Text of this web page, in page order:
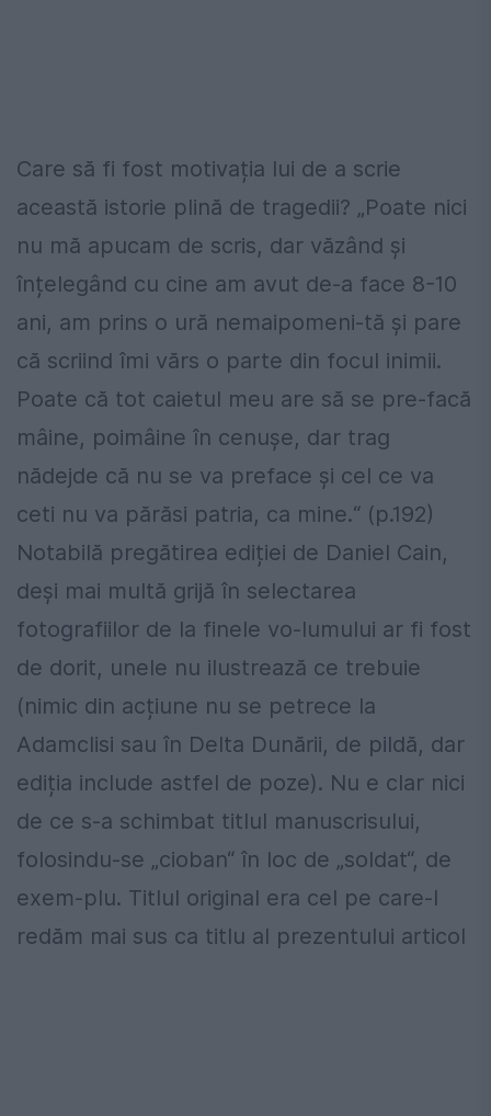
Care să fi fost motivația lui de a scrie
această istorie plină de tragedii? „Poate nici
nu mă apucam de scris, dar văzând și
înțelegând cu cine am avut de-a face 8-10
ani, am prins o ură nemaipomeni-tă și pare
că scriind îmi vărs o parte din focul inimii.
Poate că tot caietul meu are să se pre-facă
mâine, poimâine în cenușe, dar trag
nădejde că nu se va preface și cel ce va
ceti nu va părăsi patria, ca mine.“ (p.192)
Notabilă pregătirea ediției de Daniel Cain,
deși mai multă grijă în selectarea
fotografiilor de la finele vo-lumului ar fi fost
de dorit, unele nu ilustrează ce trebuie
(nimic din acțiune nu se petrece la
Adamclisi sau în Delta Dunării, de pildă, dar
ediția include astfel de poze). Nu e clar nici
de ce s-a schimbat titlul manuscrisului,
folosindu-se „cioban“ în loc de „soldat“, de
exem-plu. Titlul original era cel pe care-l
redăm mai sus ca titlu al prezentului articol